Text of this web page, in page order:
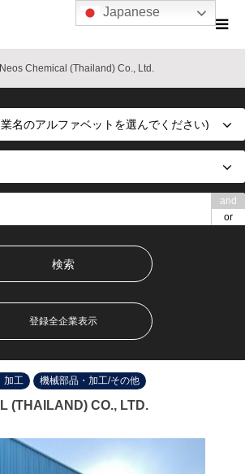
Neos Chemical (Thailand) Co., Ltd.
and
or
登録全企業表示
加工 機械部品・加工/その他
(THAILAND) CO., LTD.
Japanese